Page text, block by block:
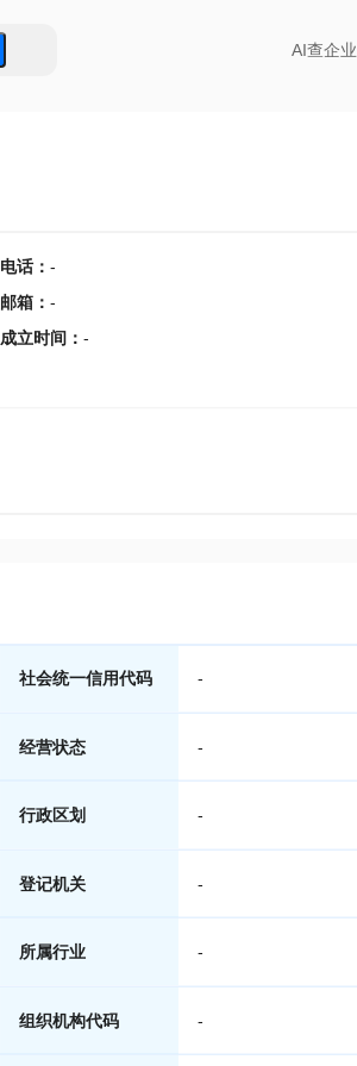
AI查企业
电话： -
邮箱 ： -
成立时间 ： -
社会统一信用代码 -
经营状态 -
行政区划 -
登记机关 -
所属行业 -
组织机构代码 -